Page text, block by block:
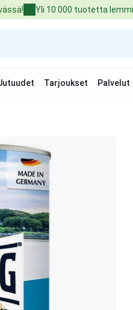
Yli 10 000 tuotetta
Tarjoukset Palvelut